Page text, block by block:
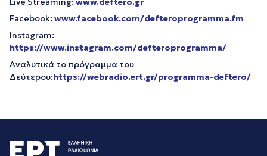
Facebook: www.facebook.com/defteroprogramma.fm
Instagram:
https://www.instagram.com/defteroprogramma/
Αναλυτικά το πρόγραμμα του
Δεύτερου:https://webradio.ert.gr/programma-deftero/